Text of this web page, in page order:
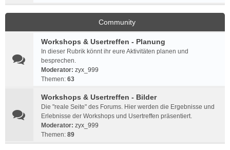
Community
Workshops & Usertreffen - Planung
In dieser Rubrik könnt ihr eure Aktivitäten planen und
besprechen.
Moderator: zyx_999
Themen: 63
Workshops & Usertreffen - Bilder
Die "reale Seite" des Forums. Hier werden die Ergebnisse und
Erlebnisse der Workshops und Usertreffen präsentiert.
Moderator: zyx_999
Themen: 89